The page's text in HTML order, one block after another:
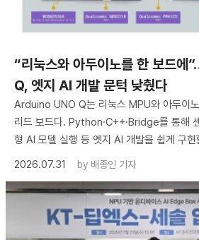
“리눅스와 아두이노를 한 보드
Q, 엣지 AI 개발 문턱 낮췄다
Arduino UNO Q는 리눅스 MPU와 아두이
리드 보드다. Python·C++·Bridge를 통해
형 AI 모델 실행 등 엣지 AI 개발을 쉽게 구현
2026.07.31
by 배종인 기자